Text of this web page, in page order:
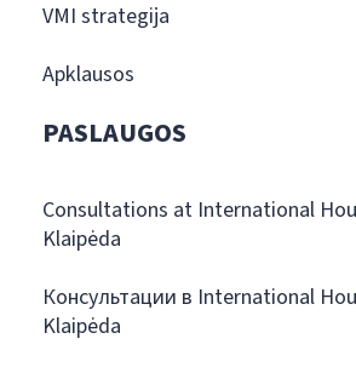
VMI strategija
Apklausos
PASLAUGOS
Consultations at International
Klaipėda
Консультации в International
Klaipėda